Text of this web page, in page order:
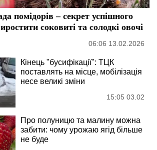
помідорів – секрет успішного
соковиті та солодкі овочі
06:06 13.02.2026
Кінець "бусифікації": ТЦК
поставлять на місце, мобілізація
несе великі зміни
15:05 03.02
Про полуницю та малину можна
забити: чому урожаю ягід більше
не буде